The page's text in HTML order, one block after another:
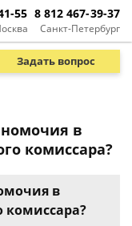
55
Санкт-Петербург
8 812 467-39-37
Задать вопрос
в
комиссара?
в
комиссара?